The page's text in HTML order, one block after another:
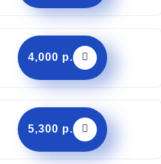
4,000 р.
5,300 р.